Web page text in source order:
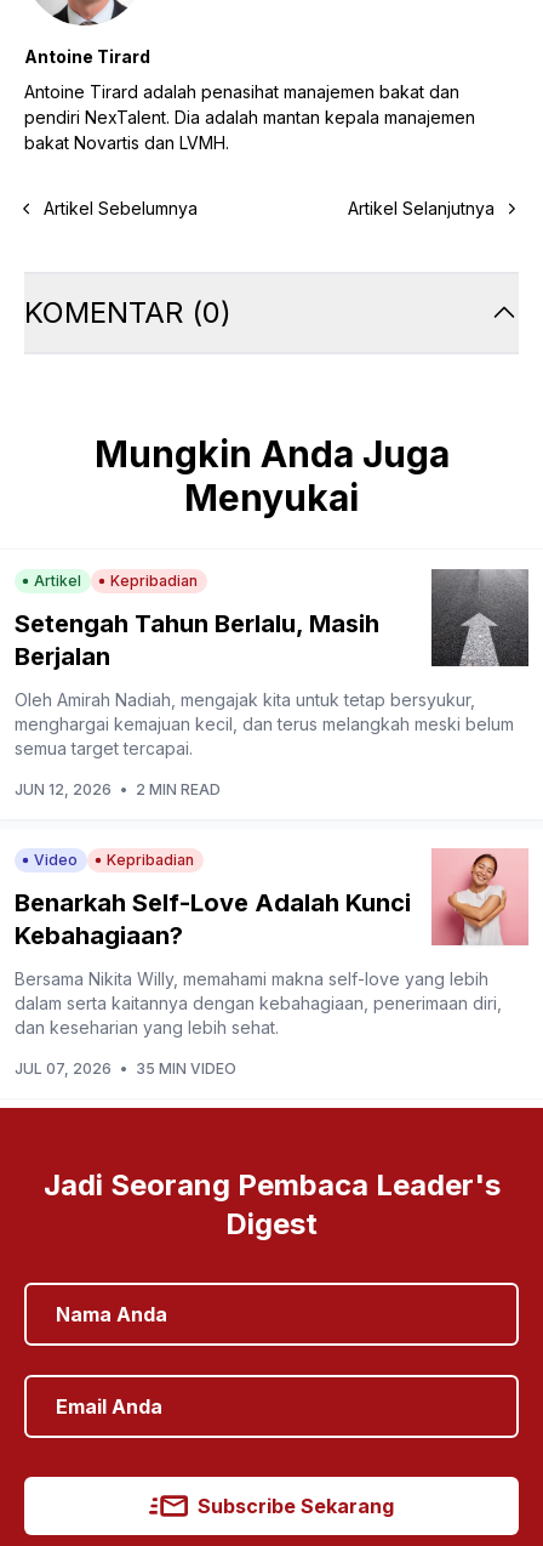
Antoine Tirard
Antoine Tirard adalah penasihat manajemen bakat dan
pendiri NexTalent. Dia adalah mantan kepala manajemen
bakat Novartis dan LVMH.
Artikel Sebelumnya Artikel Selanjutnya
KOMENTAR (0)
Mungkin Anda Juga
Menyukai
Artikel Kepribadian
Setengah Tahun Berlalu, Masih
Berjalan
Oleh Amirah Nadiah, mengajak kita untuk tetap bersyukur,
menghargai kemajuan kecil, dan terus melangkah meski belum
semua target tercapai.
JUN 12, 2026 • 2 MIN READ
Video Kepribadian
Benarkah Self-Love Adalah Kunci
Kebahagiaan?
Bersama Nikita Willy, memahami makna self-love yang lebih
dalam serta kaitannya dengan kebahagiaan, penerimaan diri,
dan keseharian yang lebih sehat.
JUL 07, 2026 • 35 MIN VIDEO
Jadi Seorang Pembaca Leader's
Digest
Subscribe Sekarang